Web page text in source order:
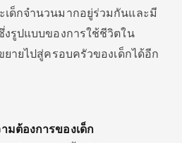
เด็กจำนวนมากอยู่ร่วมกันและมี
รูปแบบของการใช้ชีวิตใน
ยายไปสู่ครอบครัวของเด็กได้อีก
มต้องการของเด็ก